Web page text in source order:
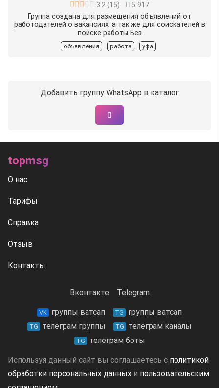
3.2(15)
5 917
Группа создана для размещения объявлений от
работодателей о вакансиях, а так же для соискателей в
поиске работы Без
объявления работа уфа
Добавить группу WhatsApp в каталог
topmsg
О нас
Тарифы
Справка
Отзыв
Контакты
Вконтакте Telegram
VK группы ватсап TG группы ватсап
TG телеграм группы TG телеграм каналы
TG телеграм боты
Используя данный сайт вы соглашаетесь с политикой
обработки персональных данных и пользовательским